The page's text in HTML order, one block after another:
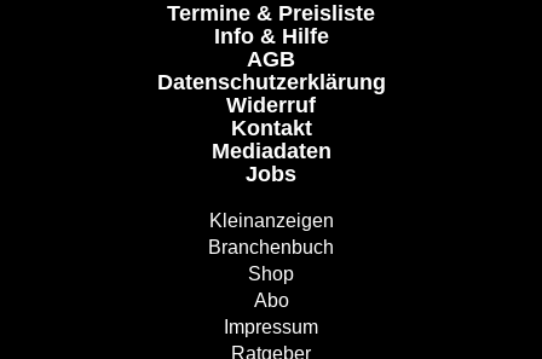
Termine & Preisliste
Info & Hilfe
AGB
Datenschutzerklärung
Widerruf
Kontakt
Mediadaten
Jobs
Kleinanzeigen
Branchenbuch
Shop
Abo
Impressum
Ratgeber